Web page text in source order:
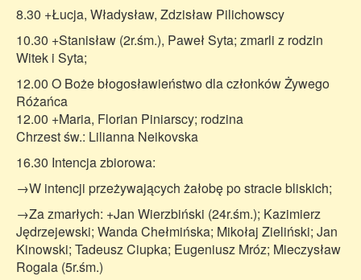
8.30 +Łucja, Władysław, Zdzisław Pilichowscy
10.30 +Stanisław (2r.śm.), Paweł Syta; zmarli z rodzin
Witek i Syta;
12.00 O Boże błogosławieństwo dla członków Żywego
Różańca
12.00 +Maria, Florian Piniarscy; rodzina
Chrzest św.: Lilianna Neikovska
16.30 Intencja zbiorowa:
→W intencji przeżywających żałobę po stracie bliskich;
→Za zmarłych: +Jan Wierzbiński (24r.śm.); Kazimierz
Jędrzejewski; Wanda Chełmińska; Mikołaj Zieliński; Jan
Kinowski; Tadeusz Ciupka; Eugeniusz Mróz; Mieczysław
Rogala (5r.śm.)